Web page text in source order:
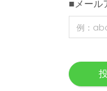
■メール